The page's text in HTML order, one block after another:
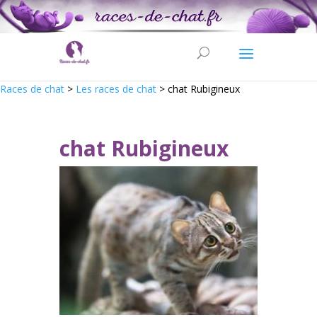
Races de chat > Les races de chat > chat Rubigineux
chat Rubigineux